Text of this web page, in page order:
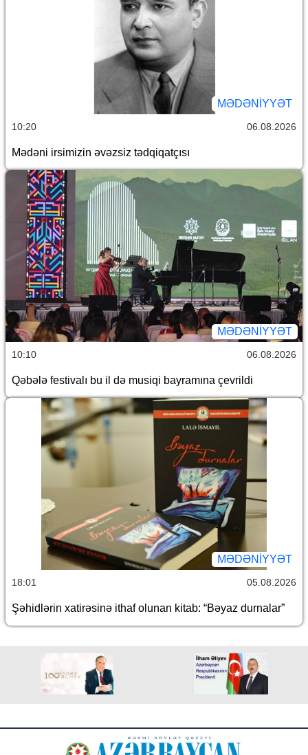
MƏDƏNIYYƏT
10:20 06.08.2026
Mədəni irsimizin əvəzsiz tədqiqatçısı
MƏDƏNIYYƏT
10:10 06.08.2026
Qəbələ festivalı bu il də musiqi bayramına çevrildi
MƏDƏNIYYƏT
18:01 05.08.2026
Şəhidlərin xatirəsinə ithaf olunan kitab: “Bəyaz durnalar”